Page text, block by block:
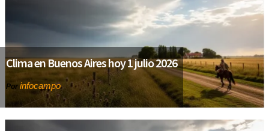
Clima en Buenos Aires hoy 1 julio 2026
Por infocampo